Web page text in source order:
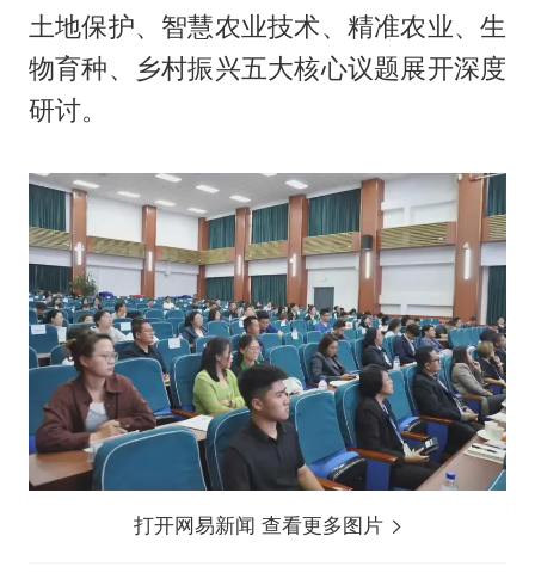
土地保护、智慧农业技术、精准农业、生
物育种、乡村振兴五大核心议题展开深度
研讨。
打开网易新闻 查看更多图片